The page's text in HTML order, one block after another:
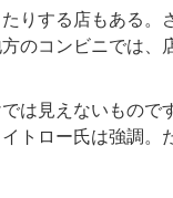
りする店もある。
のコンビニでは、
は見えないもので
トロー氏は強調。